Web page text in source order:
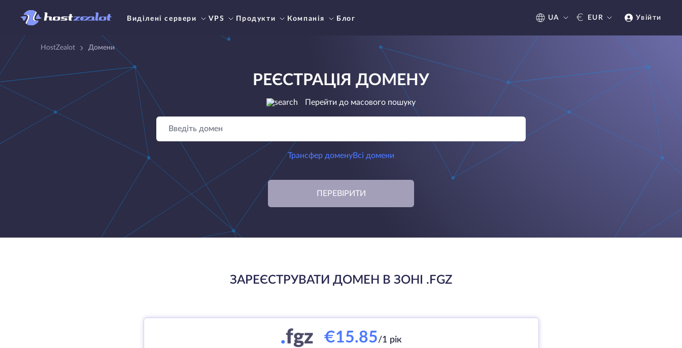
Виділені сервери VPS Продукти Компанія Блог UA € EUR Увійти
HostZealot Домени
РЕЄСТРАЦІЯ ДОМЕНУ
Перейти до масового пошуку
Трансфер доменуВсі домени
ПЕРЕВІРИТИ
ЗАРЕЄСТРУВАТИ ДОМЕН В ЗОНІ .FGZ
.fgz €15.85/1 рік